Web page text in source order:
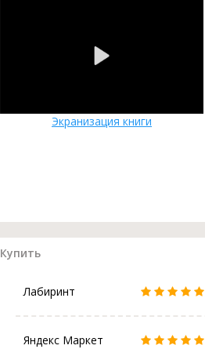
Экранизация книги
Купить
Лабиринт
Яндекс Маркет